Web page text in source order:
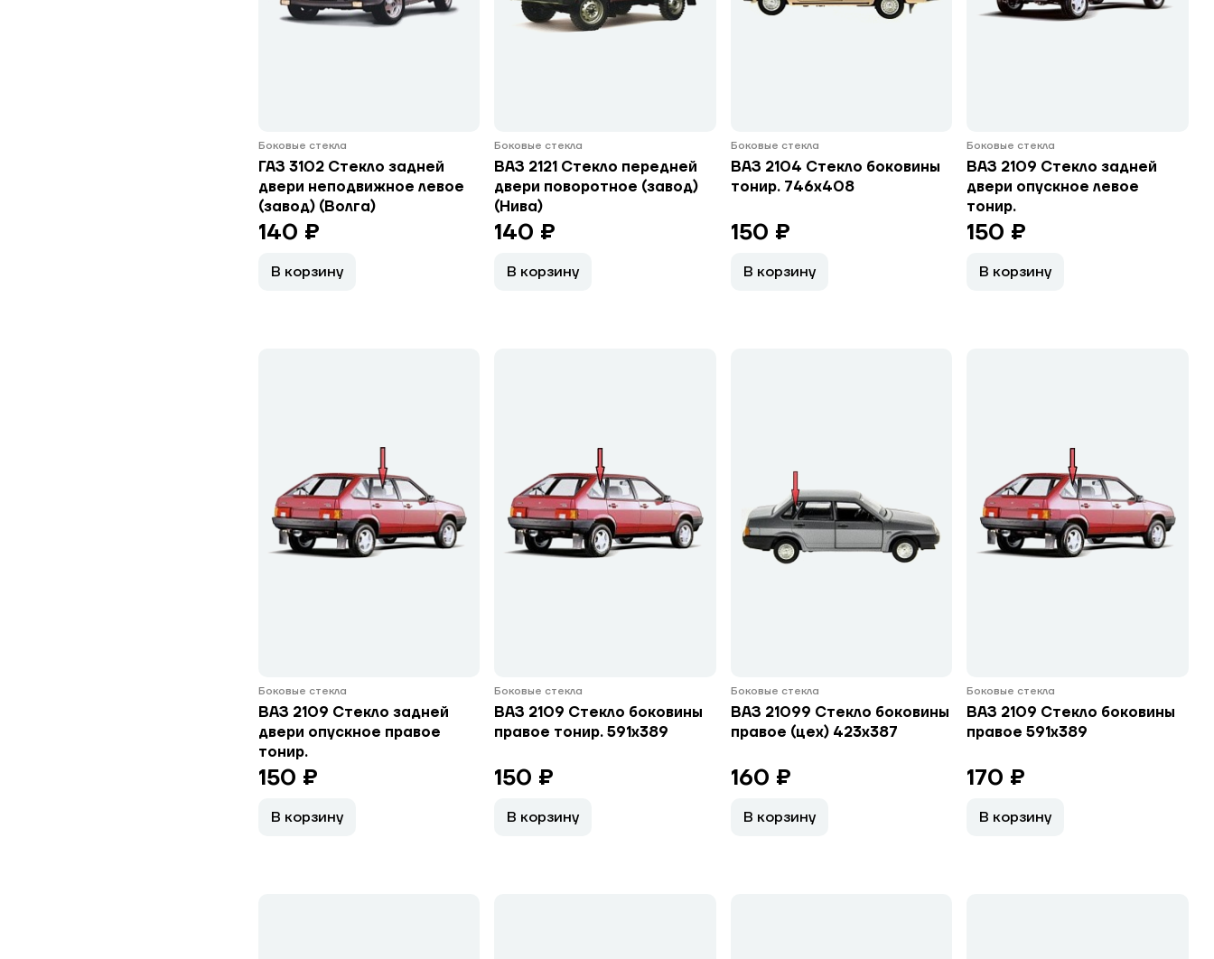
Боковые стекла
ГАЗ 3102 Стекло задней
двери неподвижное левое
(завод) (Волга)
140 ₽
В корзину
Боковые стекла
ВАЗ 2121 Стекло передней
двери поворотное (завод)
(Нива)
140 ₽
В корзину
Боковые стекла
ВАЗ 2104 Стекло боковины
тонир. 746х408
150 ₽
В корзину
Боковые стекла
ВАЗ 2109 Стекло задней
двери опускное левое
тонир.
150 ₽
В корзину
Боковые стекла
ВАЗ 2109 Стекло задней
двери опускное правое
тонир.
150 ₽
В корзину
Боковые стекла
ВАЗ 2109 Стекло боковины
правое тонир. 591х389
150 ₽
В корзину
Боковые стекла
ВАЗ 21099 Стекло боковины
правое (цех) 423х387
160 ₽
В корзину
Боковые стекла
ВАЗ 2109 Стекло боковины
правое 591х389
170 ₽
В корзину